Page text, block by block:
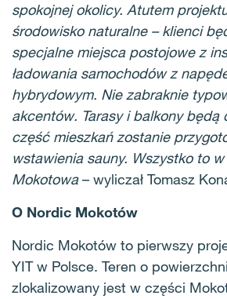
spokojnej okolicy. Atutem
środowisko naturalne – klienci
specjalne miejsca postojowe z
ładowania samochodów z
hybrydowym. Nie zabraknie
akcentów. Tarasy i balkony będą
część mieszkań zostanie
wstawienia sauny. Wszystko to
Mokotowa– wyliczał Tomasz
O Nordic Mokotów
Nordic Mokotów to pierwszy
YIT w Polsce. Teren o
zlokalizowany jest w części